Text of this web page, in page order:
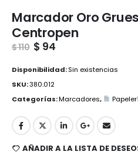
Marcador Oro
Centropen
$110 $ 94
Disponibilidad:Sin existencias
SKU:380.012
Categorías:Marcadores,
AÑADIR A LA LISTA DE